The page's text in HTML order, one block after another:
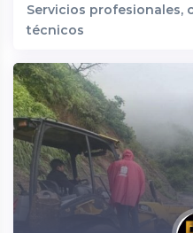
Servicios profesionales,
técnicos